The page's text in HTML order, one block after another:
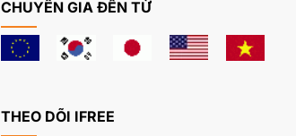
CHUYÊN GIA ĐẾN TỪ
THEO DÕI IFREE